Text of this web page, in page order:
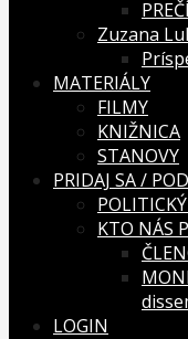
Zuzana
MATERIÁLY
FILMY
KNIŽNICA
STANOVY
PRIDAJ SA /
KTO NÁS
LOGIN